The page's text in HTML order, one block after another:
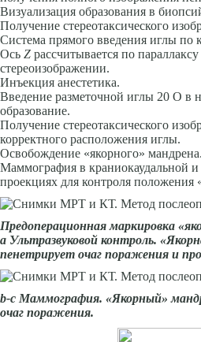
Визуализация образования в
Получение стереотаксического
Система прямого введения иглы по
Ось Z рассчитывается по
стереоизображении.
Инъекция анестетика.
Введение разметочной иглы 20 О в
образование.
Получение стереотаксического
кор­ректного расположения иглы.
Освобождение «якорного» мандрена.
Маммография в краниокаудальной и
проекциях для контроля положения
Предоперационная маркировка
а Ультразвуковой контроль.
пенетрирует очаг поражения и
b-с Маммография. «Якорный»
очаг поражения.